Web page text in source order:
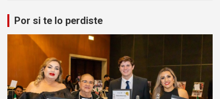
Por si te lo perdiste